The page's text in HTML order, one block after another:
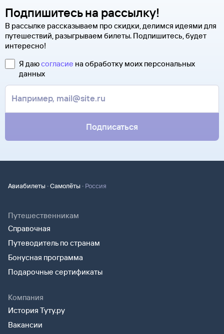
Она может пригодиться на паспортном контроле
за границей, хотя для посадки в самолет вам понадобится
только паспорт.
билет. Вы можете связаться с ним напрямую.
Подпишитесь на рассылку!
В рассылке рассказываем про скидки, делимся идеями для
путешествий, разыгрываем билеты. Подпишитесь, будет
интересно!
Я даюсогласие на обработку моих персональных
данных
Подписаться
Авиабилеты ·Самолёты · Россия
Путешественникам
Справочная
Путеводитель по странам
Бонусная программа
Подарочные сертификаты
Компания
История Туту.ру
Вакансии